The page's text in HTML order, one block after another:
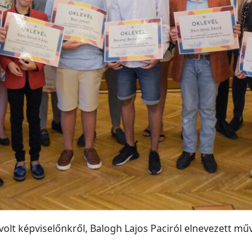
képviselőnkről, Balogh Lajos Paciról elnevezett